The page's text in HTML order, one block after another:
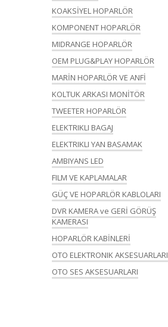
KOAKSİYEL HOPARLÖR
KOMPONENT HOPARLÖR
MIDRANGE HOPARLÖR
OEM PLUG&PLAY HOPARLÖR
MARİN HOPARLÖR VE ANFİ
KOLTUK ARKASI MONİTÖR
TWEETER HOPARLÖR
ELEKTRIKLI BAGAJ
ELEKTRIKLI YAN BASAMAK
AMBIYANS LED
FILM VE KAPLAMALAR
GÜÇ VE HOPARLÖR KABLOLARI
DVR KAMERA ve GERİ GÖRÜŞ
KAMERASI
HOPARLÖR KABİNLERİ
OTO ELEKTRONIK AKSESUARLARI
OTO SES AKSESUARLARI